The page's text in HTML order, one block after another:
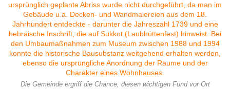
Die Gemeinde ergriff die Chance, diesen wichtigen Fund vor Ort